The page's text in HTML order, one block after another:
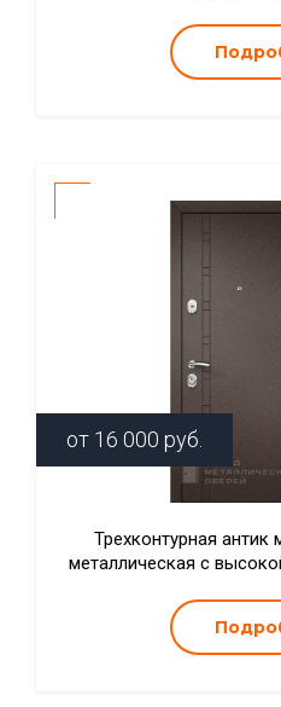
от 16 000 руб.
Трехконтурная
металлическая с